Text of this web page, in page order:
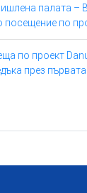
палата –
посещение по
по проект
през